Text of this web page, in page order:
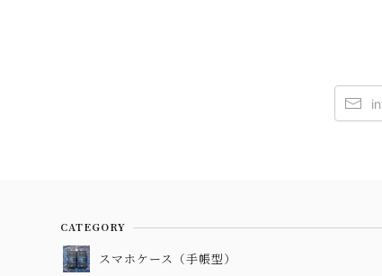
CATEGORY
スマホケース（手帳型）